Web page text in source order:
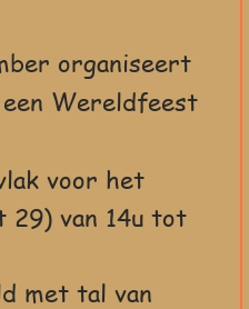
organiseert
Wereldfeest
voor het
29) van 14u tot
met tal van